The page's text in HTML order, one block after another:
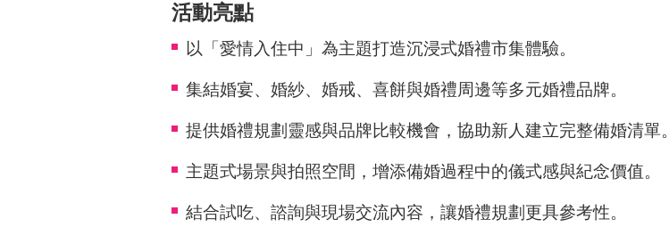
活動亮點
以「愛情入住中」為主題打造沉浸式婚禮市集體驗。
集結婚宴、婚紗、婚戒、喜餅與婚禮周邊等多元婚禮品牌。
提供婚禮規劃靈感與品牌比較機會，協助新人建立完整備婚清單。
主題式場景與拍照空間，增添備婚過程中的儀式感與紀念價值。
結合試吃、諮詢與現場交流內容，讓婚禮規劃更具參考性。